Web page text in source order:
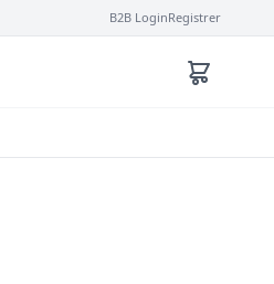
B2B LoginRegistrer